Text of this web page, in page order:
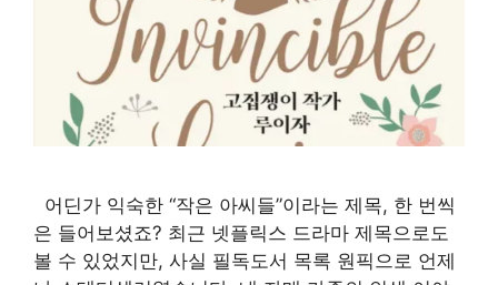
어딘가 익숙한 “작은 아씨들”이라는 제목, 한 번씩
은 들어보셨죠? 최근 넷플릭스 드라마 제목으로도
볼 수 있었지만, 사실 필독도서 목록 원픽으로 언제